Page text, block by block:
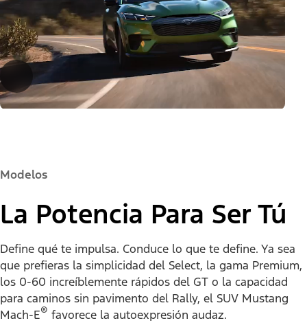
Modelos
La Potencia Para Ser Tú
Define qué te impulsa. Conduce lo que te define. Ya sea
que prefieras la simplicidad del Select, la gama Premium,
los 0-60 increíblemente rápidos del GT o la capacidad
para caminos sin pavimento del Rally, el SUV Mustang
Mach-E® favorece la autoexpresión audaz.